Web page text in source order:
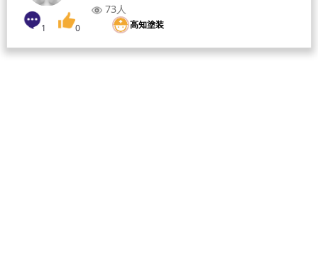
73人
高知塗装
1 0